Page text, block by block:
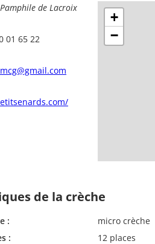
de Lacroix
01 65 22
+
−
de la crèche
:
micro crèche
:
12 places